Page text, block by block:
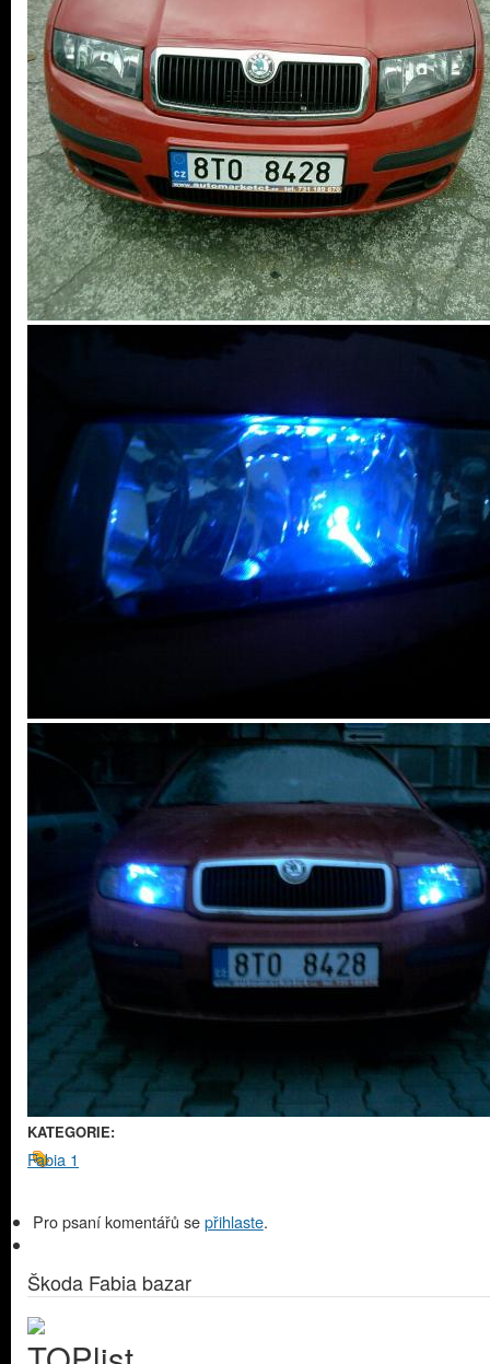
KATEGORIE:
Fabia 1
Pro psaní komentářů sepřihlaste.
Škoda Fabia bazar